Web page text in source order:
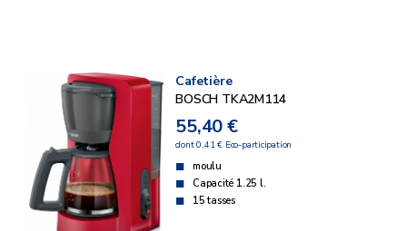
Cafetière
BOSCH TKA2M114
55,40 €
dont 0,41 € Eco-participation
moulu
Capacité 1.25 l.
15 tasses